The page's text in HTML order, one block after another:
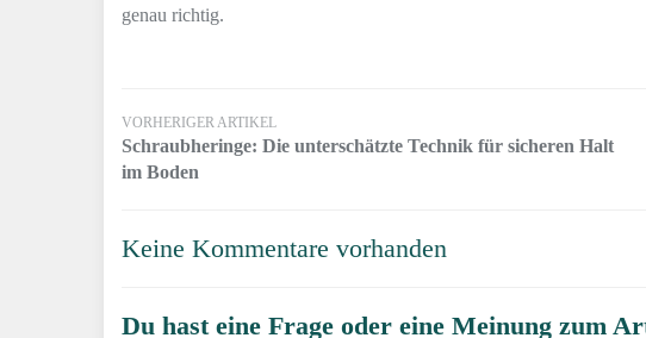
genau richtig.
VORHERIGER ARTIKEL
Schraubheringe: Die unterschätzte Technik für sicheren Halt
im Boden
Keine Kommentare vorhanden
Du hast eine Frage oder eine Meinung zum